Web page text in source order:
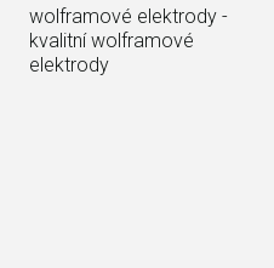
wolframové elektrody -
kvalitní wolframové
elektrody